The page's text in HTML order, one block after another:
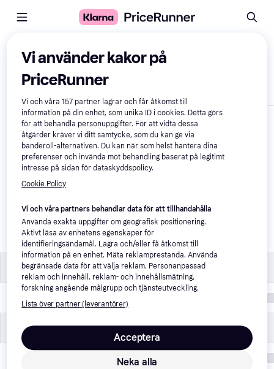
Jämför produkter
Visa endast skillnader
League World Cup
2026 Ball Sz 5
369 kr
Specifikationer Specifikationer
Färg Vit
Övrigt Övrigt
adidas
Vi använder kakor på
PriceRunner
Vi och våra157 partner lagrar och får åtkomst till
information på din enhet, som unika ID i cookies. Detta görs
för att behandla personuppgifter. För att vidta dessa
åtgärder kräver vi ditt samtycke, som du kan ge via
banderoll-alternativen. Du kan när som helst hantera dina
preferenser och invända mot behandling baserat på legitimt
intresse på sidan för dataskyddspolicy.
Cookie Policy
Vi och våra partners behandlar data för att tillhandahålla
Använda exakta uppgifter om geografisk positionering.
Aktivt läsa av enhetens egenskaper för
identifieringsändamål. Lagra och/eller få åtkomst till
information på en enhet. Mäta reklamprestanda. Använda
begränsade data för att välja reklam. Personanpassad
reklam och innehåll, reklam- och innehållsmätning,
forskning angående målgrupp och tjänsteutveckling.
Lista över partner (leverantörer)
Neka alla
Acceptera